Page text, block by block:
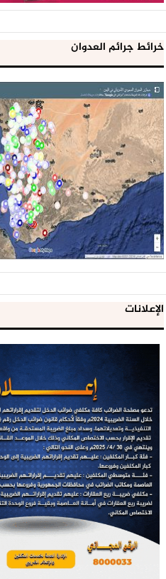
خرائط جرائم العدوان
الإعلانات